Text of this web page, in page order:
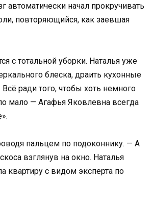
автоматически начал прокручивать
повторяющийся, как заевшая
с тотальной уборки. Наталья уже
блеска, драить кухонные
ради того, чтобы хоть немного
мало — Агафья Яковлевна всегда
пальцем по подоконнику. — А
взглянув на окно. Наталья
квартиру с видом эксперта по